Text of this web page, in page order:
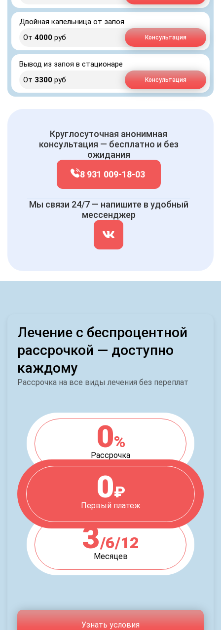
Двойная капельница от запоя
От 4000 руб Консультация
Вывод из запоя в стационаре
От 3300 руб Консультация
Круглосуточная анонимная
консультация — бесплатно и без
ожидания
8 931 009-18-03
Мы связи 24/7 — напишите в удобный
мессенджер
Лечение с беспроцентной
рассрочкой — доступно
каждому
Рассрочка на все виды лечения без переплат
0%
Рассрочка
0₽
Первый платеж
3/6/12
Месяцев
Узнать условия